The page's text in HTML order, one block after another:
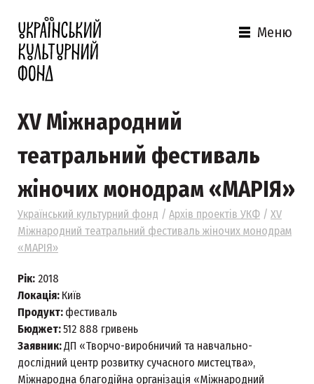
Меню
XV Міжнародний
театральний фестиваль
жіночих монодрам «МАРІЯ»
Український культурний фонд / Архів проектів УКФ / XV
Міжнародний театральний фестиваль жіночих монодрам
«МАРІЯ»
Рік: 2018
Локація: Київ
Продукт: фестиваль
Бюджет:512 888 гривень
Заявник:ДП «Творчо-виробничий та навчально-
дослідний центр розвитку сучасного мистецтва»,
Міжнародна благодійна організація «Міжнародний